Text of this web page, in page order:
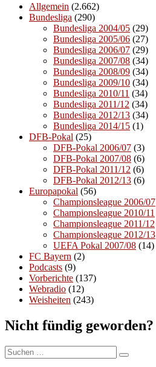
Allgemein (2.662)
Bundesliga (290)
Bundesliga 2004/05 (29)
Bundesliga 2005/06 (27)
Bundesliga 2006/07 (29)
Bundesliga 2007/08 (34)
Bundesliga 2008/09 (34)
Bundesliga 2009/10 (34)
Bundesliga 2010/11 (34)
Bundesliga 2011/12 (34)
Bundesliga 2012/13 (34)
Bundesliga 2014/15 (1)
DFB-Pokal (25)
DFB-Pokal 2006/07 (3)
DFB-Pokal 2007/08 (6)
DFB-Pokal 2011/12 (6)
DFB-Pokal 2012/13 (6)
Europapokal (56)
Championsleague 2006/07
Championsleague 2010/11
Championsleague 2011/12
Championsleague 2012/13
UEFA Pokal 2007/08 (14)
FC Bayern (2)
Podcasts (9)
Vorberichte (137)
Webradio (12)
Weisheiten (243)
Nicht fündig geworden?
Suchen
nach:
Suchen